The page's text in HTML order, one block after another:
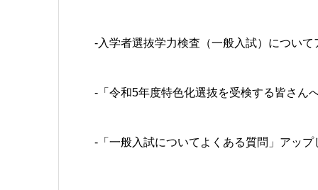
-入学者選抜学力検査（一般入試）につい
-「令和5年度特色化選抜を受検する皆さん
-「一般入試についてよくある質問」アッ